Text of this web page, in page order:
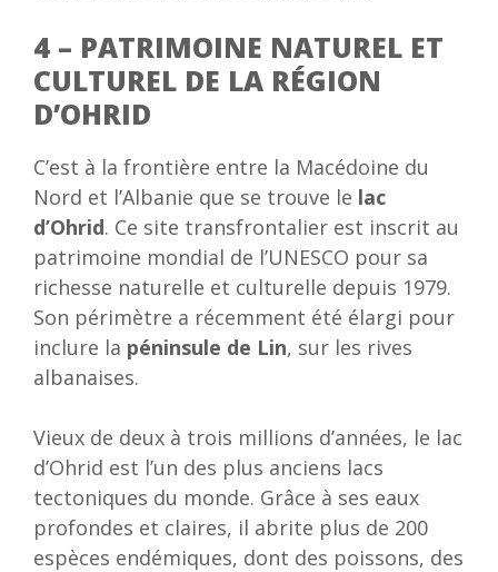
4 – PATRIMOINE NATUREL ET
CULTUREL DE LA RÉGION
D’OHRID
C’est à la frontière entre la Macédoine du
Nord et l’Albanie que se trouve le lac
d’Ohrid. Ce site transfrontalier est inscrit au
patrimoine mondial de l’UNESCO pour sa
richesse naturelle et culturelle depuis 1979.
Son périmètre a récemment été élargi pour
inclure la péninsule de Lin, sur les rives
albanaises.
Vieux de deux à trois millions d’années, le lac
d’Ohrid est l’un des plus anciens lacs
tectoniques du monde. Grâce à ses eaux
profondes et claires, il abrite plus de 200
espèces endémiques, dont des poissons, des